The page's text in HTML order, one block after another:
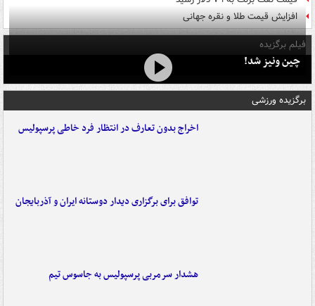
افزایش قیمت طلا و نقره جهانی
فیلم برگزیده
چین ونیز شد!
برگزیده ورزشی
اخراج بدون تعارف در انتظار فرد خاطی پرسپولیس
توافق برای برگزاری دیدار دوستانه ایران و آذربایجان
هشدار سرمربی پرسپولیس به جاسوس تیم